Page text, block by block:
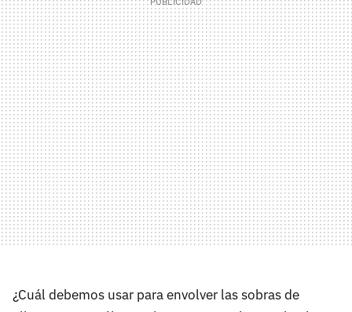
¿Cuál debemos usar para envolver las sobras de